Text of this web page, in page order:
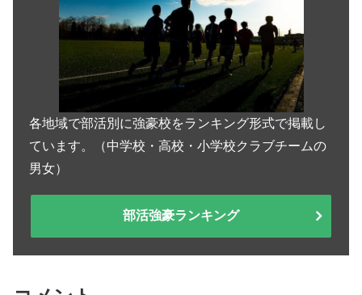
各地域で部活別に強豪校をランキング形式で掲載し
ています。（中学校・高校・小学校クラブチームの
男女）
部活強豪ランキング